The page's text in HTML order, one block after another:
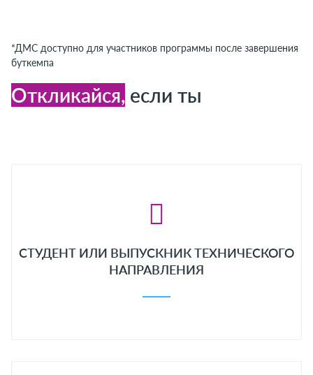
*ДМС доступно для участников программы после завершения
буткемпа​
Откликайся, если ты
СТУДЕНТ ИЛИ ВЫПУСКНИК ТЕХНИЧЕСКОГО
НАПРАВЛЕНИЯ